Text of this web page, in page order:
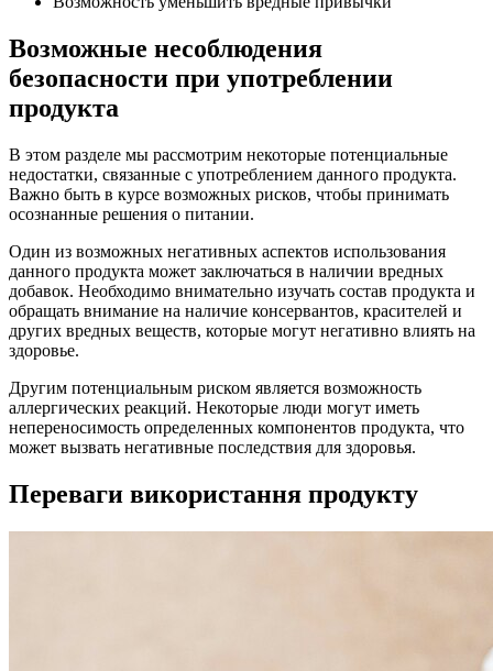
Возможные несоблюдения
безопасности при употреблении
продукта
В этом разделе мы рассмотрим некоторые потенциальные
недостатки, связанные с употреблением данного продукта.
Важно быть в курсе возможных рисков, чтобы принимать
осознанные решения о питании.
Один из возможных негативных аспектов использования
данного продукта может заключаться в наличии вредных
добавок. Необходимо внимательно изучать состав продукта и
обращать внимание на наличие консервантов, красителей и
других вредных веществ, которые могут негативно влиять на
здоровье.
Другим потенциальным риском является возможность
аллергических реакций. Некоторые люди могут иметь
непереносимость определенных компонентов продукта, что
может вызвать негативные последствия для здоровья.
Переваги використання продукту